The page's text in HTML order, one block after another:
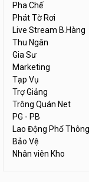
Pha Chế
Phát Tờ Rơi
Live Stream B.Hàng
Thu Ngân
Gia Sư
Marketing
Tạp Vụ
Trợ Giảng
Trông Quán Net
PG - PB
Lao Động Phổ Thông
Bảo Vệ
Nhân viên Kho